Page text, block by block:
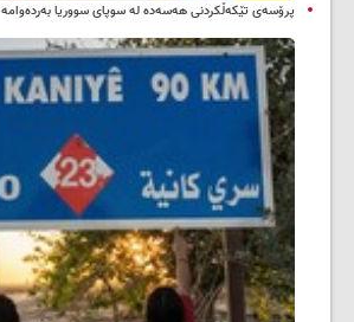
پرۆسەی تێکەڵکردنی هەسەدە لە سوپای سووریا بەردەوامە